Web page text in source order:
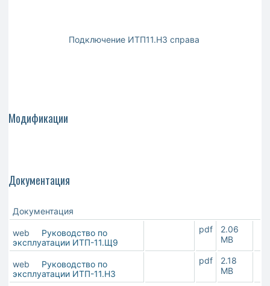
Подключение ИТП11.Н3 справа
Модификации
Документация
Документация
web
Руководство по
эксплуатации ИТП-11.Щ9
pdf
2.06
MB
web
Руководство по
эксплуатации ИТП-11.Н3
pdf
2.18
MB